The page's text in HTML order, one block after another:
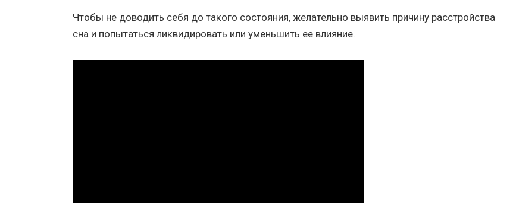
Чтобы не доводить себя до такого состояния, желательно выявить причину расстройства
сна и попытаться ликвидировать или уменьшить ее влияние.